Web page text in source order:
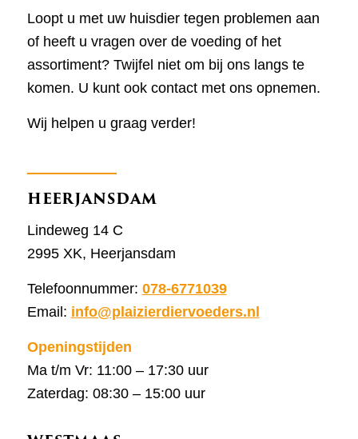
Loopt u met uw huisdier tegen problemen aan
of heeft u vragen over de voeding of het
assortiment? Twijfel niet om bij ons langs te
komen. U kunt ook contact met ons opnemen.
Wij helpen u graag verder!
HEERJANSDAM
Lindeweg 14 C
2995 XK, Heerjansdam
Telefoonnummer: 078-6771039
Email: info@plaizierdiervoeders.nl
Openingstijden
Ma t/m Vr: 11:00 – 17:30 uur
Zaterdag: 08:30 – 15:00 uur